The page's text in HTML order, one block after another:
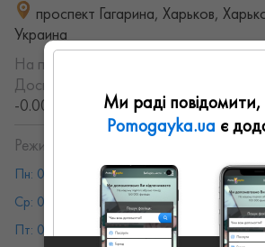
проспект Гагарина, Харьков,
Украина
На порталі з:
Досвід роботи:
с 2019 года
-0.0077521691723632 месяцев)
Режим работы:
Пн: 08:00 - 19:00
Вт:
Ср: 08:00 - 19:00
Чт:
Пт: 08:00 - 19:00
Сб:
Ми раді
Pomogayka.ua є